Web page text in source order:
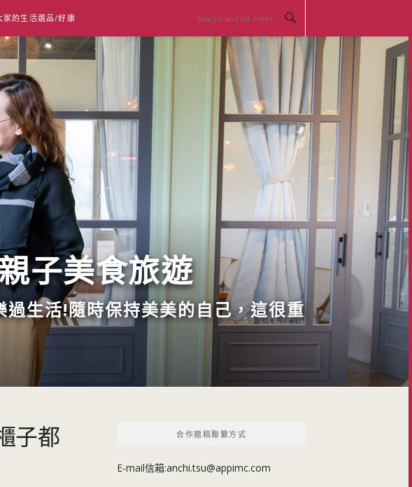
家的生活選品/好康
親子美食旅遊
生活!隨時保持美美的自己，這很重
子都
合作邀稿聯繫方式
E-mail信箱:anchi.tsu@appimc.com